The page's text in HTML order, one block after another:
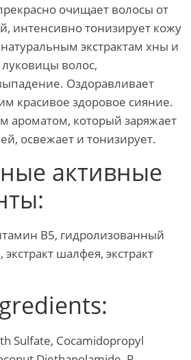
очищает волосы от
интенсивно тонизирует кожу
экстрактам хны и
волос,
Оздоравливает
красивое здоровое сияние.
ароматом, который заряжает
освежает и тонизирует.
активные
В5, гидролизованный
шалфея, экстракт
Sulfate, Cocamidopropyl